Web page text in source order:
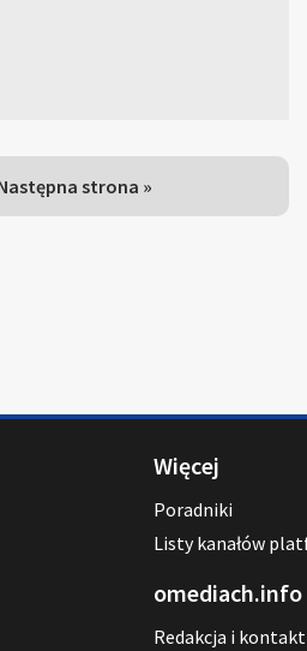
strona »
Więcej
Poradniki
Listy kanałów
omediach.info
Redakcja i kontakt